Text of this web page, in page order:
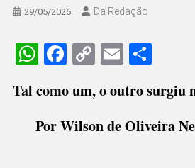
29/05/2026 Da Redação
WhatsApp
Facebook
CopyEmailShare
Tal como um, o outro surgiu
Por Wilson de Oliveira